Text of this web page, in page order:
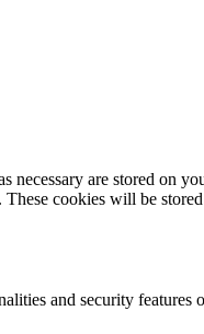
are stored on
These cookies will be
and security features